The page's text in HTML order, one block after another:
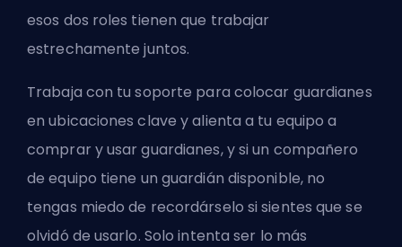
esos dos roles tienen que trabajar
estrechamente juntos.
Trabaja con tu soporte para colocar guardianes
en ubicaciones clave y alienta a tu equipo a
comprar y usar guardianes, y si un compañero
de equipo tiene un guardián disponible, no
tengas miedo de recordárselo si sientes que se
olvidó de usarlo. Solo intenta ser lo más